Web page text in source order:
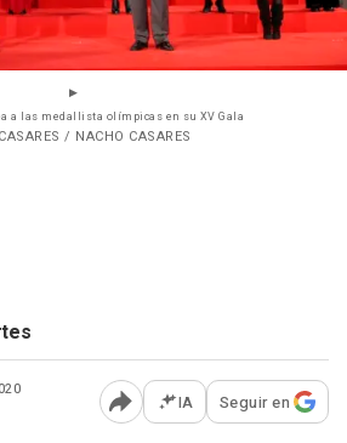
a las medallista olímpicas en su XV Gala
/ NACHO CASARES
Abrir opciones para
IA Seguir en